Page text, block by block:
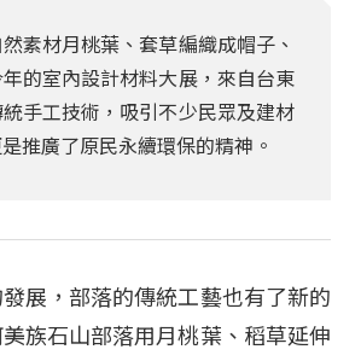
素材月桃葉、套草編織成帽子、
的室內設計材料大展，來自台東
手工技術，吸引不少民眾及建材
推廣了原民永續環保的精神。
展，部落的傳統工藝也有了新的
族石山部落用月桃葉、稻草延伸